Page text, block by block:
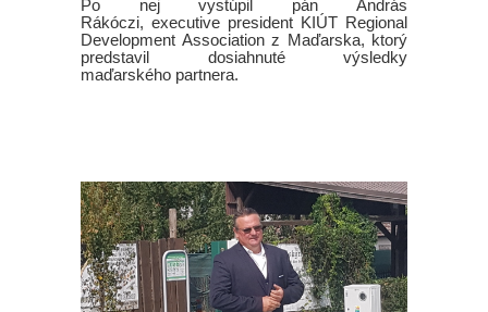
Po nej vystúpil pán András
Rákóczi, executive president KIÚT Regional
Development Association z Maďarska, ktorý
predstavil dosiahnuté výsledky
maďarského partnera.